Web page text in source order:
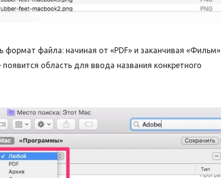
файла: начиная от «PDF» и заканчивая «Фильм».
область для ввода названия конкретного